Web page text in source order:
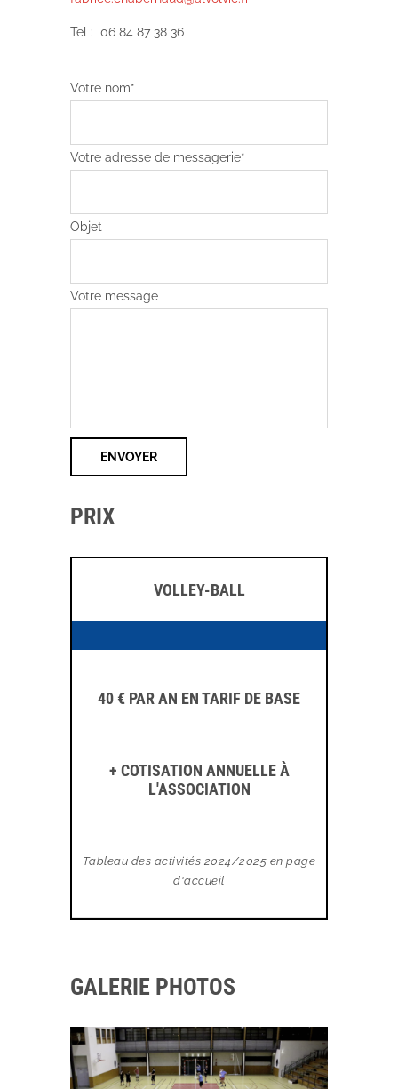
Tel : 06 84 87 38 36
Votre nom*
Votre adresse de messagerie*
Objet
Votre message
PRIX
VOLLEY-BALL
40 € PAR AN EN TARIF DE BASE
+ COTISATION ANNUELLE À
L'ASSOCIATION
Tableau des activités 2024/2025 en page
d'accueil
GALERIE PHOTOS